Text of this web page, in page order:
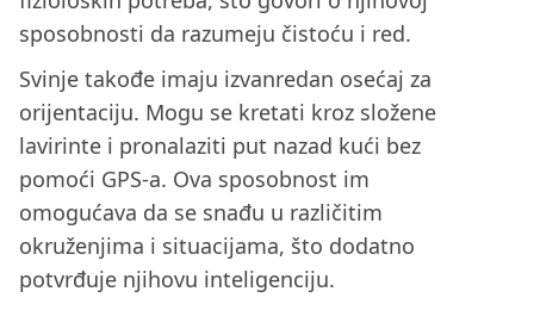
sposobnosti da razumeju čistoću i red.
Svinje takođe imaju izvanredan osećaj za
orijentaciju. Mogu se kretati kroz složene
lavirinte i pronalaziti put nazad kući bez
pomoći GPS-a. Ova sposobnost im
omogućava da se snađu u različitim
okruženjima i situacijama, što dodatno
potvrđuje njihovu inteligenciju.